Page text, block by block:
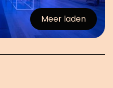
Meer laden
:afbeeldingen